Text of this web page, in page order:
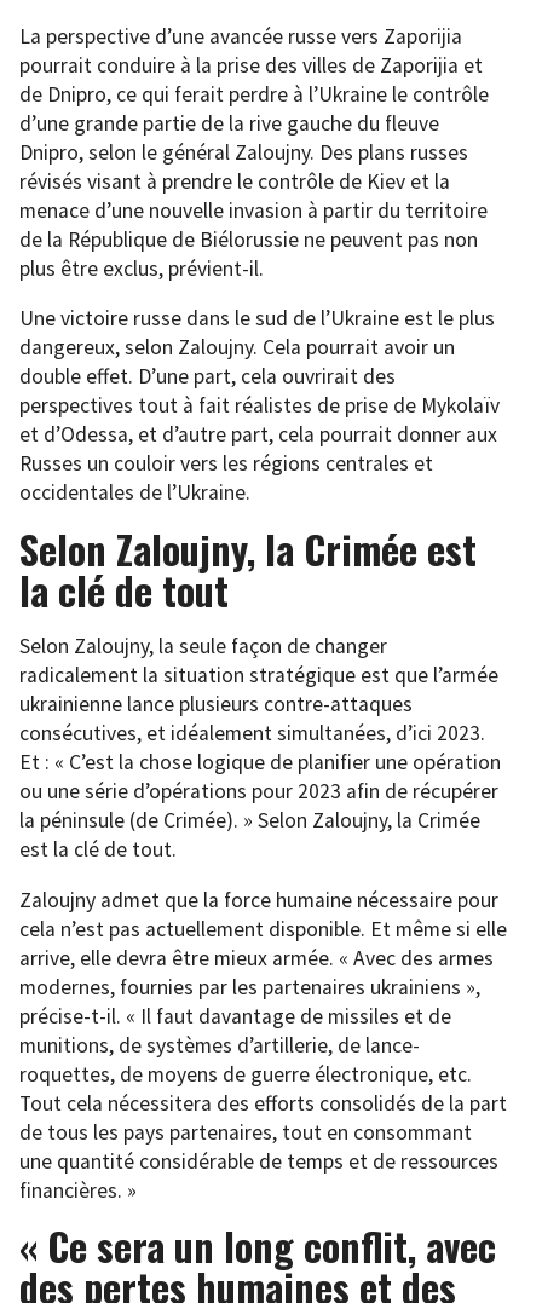
La perspective d’une avancée russe vers Zaporijia
pourrait conduire à la prise des villes de Zaporijia et
de Dnipro, ce qui ferait perdre à l’Ukraine le contrôle
d’une grande partie de la rive gauche du fleuve
Dnipro, selon le général Zaloujny. Des plans russes
révisés visant à prendre le contrôle de Kiev et la
menace d’une nouvelle invasion à partir du territoire
de la République de Biélorussie ne peuvent pas non
plus être exclus, prévient-il.
Une victoire russe dans le sud de l’Ukraine est le plus
dangereux, selon Zaloujny. Cela pourrait avoir un
double effet. D’une part, cela ouvrirait des
perspectives tout à fait réalistes de prise de Mykolaïv
et d’Odessa, et d’autre part, cela pourrait donner aux
Russes un couloir vers les régions centrales et
occidentales de l’Ukraine.
Selon Zaloujny, la Crimée est
la clé de tout
Selon Zaloujny, la seule façon de changer
radicalement la situation stratégique est que l’armée
ukrainienne lance plusieurs contre-attaques
consécutives, et idéalement simultanées, d’ici 2023.
Et : « C’est la chose logique de planifier une opération
ou une série d’opérations pour 2023 afin de récupérer
la péninsule (de Crimée). » Selon Zaloujny, la Crimée
est la clé de tout.
Zaloujny admet que la force humaine nécessaire pour
cela n’est pas actuellement disponible. Et même si elle
arrive, elle devra être mieux armée. « Avec des armes
modernes, fournies par les partenaires ukrainiens »,
précise-t-il. « Il faut davantage de missiles et de
munitions, de systèmes d’artillerie, de lance-
roquettes, de moyens de guerre électronique, etc.
Tout cela nécessitera des efforts consolidés de la part
de tous les pays partenaires, tout en consommant
une quantité considérable de temps et de ressources
financières. »
« Ce sera un long conflit, avec
des pertes humaines et des